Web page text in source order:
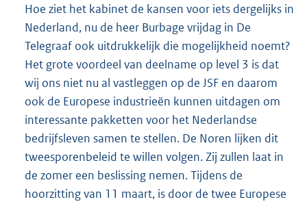
Hoe ziet het kabinet de kansen voor iets dergelijks in
Nederland, nu de heer Burbage vrijdag in De
Telegraaf ook uitdrukkelijk die mogelijkheid noemt?
Het grote voordeel van deelname op level 3 is dat
wij ons niet nu al vastleggen op de JSF en daarom
ook de Europese industrieën kunnen uitdagen om
interessante pakketten voor het Nederlandse
bedrijfsleven samen te stellen. De Noren lijken dit
tweesporenbeleid te willen volgen. Zij zullen laat in
de zomer een beslissing nemen. Tijdens de
hoorzitting van 11 maart, is door de twee Europese